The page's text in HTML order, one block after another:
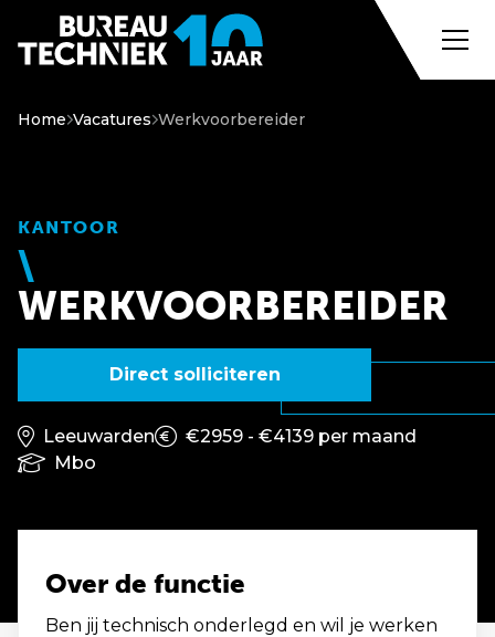
Home Vacatures Werkvoorbereider
KANTOOR
WERKVOORBEREIDER
Direct solliciteren
Leeuwarden
€2959 - €4139 per maand
Mbo
Over de functie
Ben jij technisch onderlegd en wil je werken